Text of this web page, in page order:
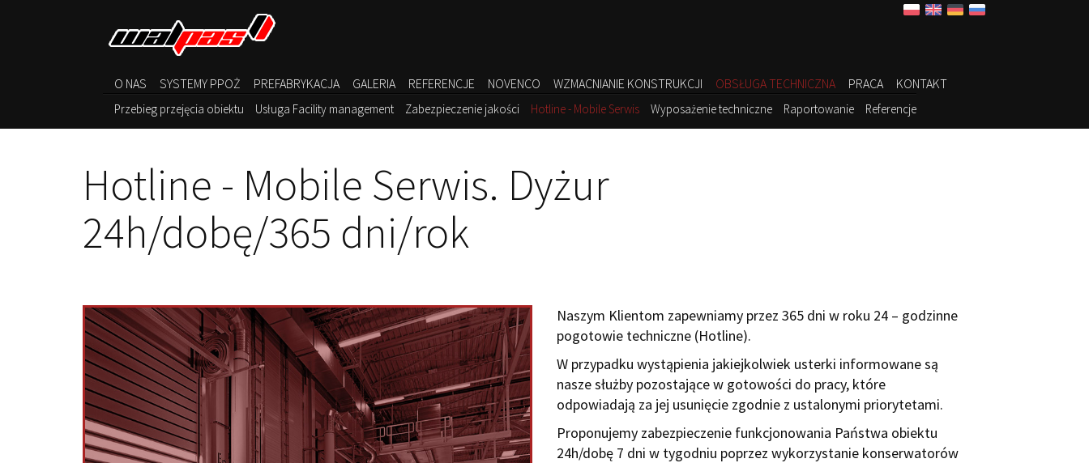
O NAS SYSTEMY PPOŻ PREFABRYKACJA GALERIA REFERENCJE NOVENCO WZMACNIANIE KONSTRUKCJI OBSŁUGA TECHNICZNA PRACA KONTAKT
Przebieg przejęcia obiektu Usługa Facility management Zabezpieczenie jakości Hotline - Mobile Serwis Wyposażenie techniczne Raportowanie Referencje
Hotline - Mobile Serwis. Dyżur
24h/dobę/365 dni/rok
Naszym Klientom zapewniamy przez 365 dni w roku 24 – godzinne
pogotowie techniczne (Hotline).
W przypadku wystąpienia jakiejkolwiek usterki informowane są
nasze służby pozostające w gotowości do pracy, które
odpowiadają za jej usunięcie zgodnie z ustalonymi priorytetami.
Proponujemy zabezpieczenie funkcjonowania Państwa obiektu
24h/dobę 7 dni w tygodniu poprzez wykorzystanie konserwatorów